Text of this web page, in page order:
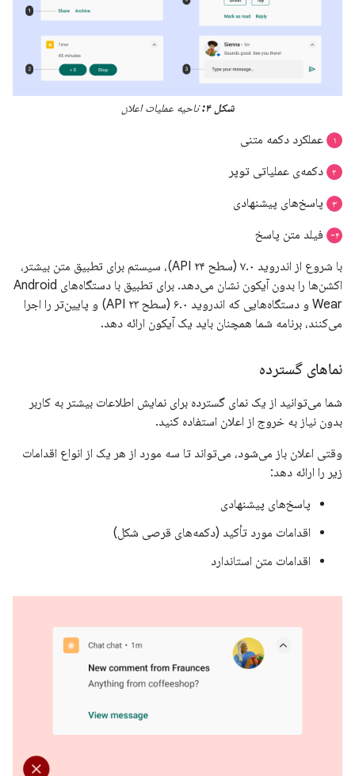
شکل ۴: ناحیه عملیات اعلان
۱ عملکرد دکمه متنی
۲ دکمه‌ی عملیاتی توپر
۳ پاسخ‌های پیشنهادی
۴-
فیلد متن پاسخ
با شروع از اندروید ۷.۰ (سطح API ۲۴)، سیستم برای تطبیق متن بیشتر،
اکشن‌ها را بدون آیکون نشان می‌دهد. برای تطبیق با دستگاه‌های Android
Wear و دستگاه‌هایی که اندروید ۶.۰ (سطح API ۲۳) و پایین‌تر را اجرا
می‌کنند، برنامه شما همچنان باید یک آیکون ارائه دهد.
نماهای گسترده
شما می‌توانید از یک نمای گسترده برای نمایش اطلاعات بیشتر به کاربر
بدون نیاز به خروج از اعلان استفاده کنید.
وقتی اعلان باز می‌شود، می‌تواند تا سه مورد از هر یک از انواع اقدامات
زیر را ارائه دهد:
پاسخ‌های پیشنهادی
اقدامات مورد تأکید (دکمه‌های قرصی شکل)
اقدامات متن استاندارد